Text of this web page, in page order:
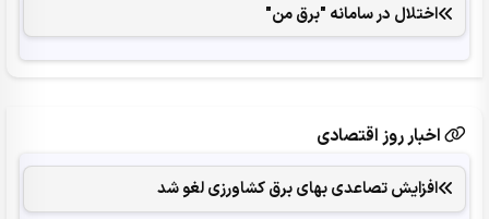
اختلال در سامانه "برق من"
اخبار روز اقتصادی
افزایش تصاعدی بهای برق کشاورزی لغو شد